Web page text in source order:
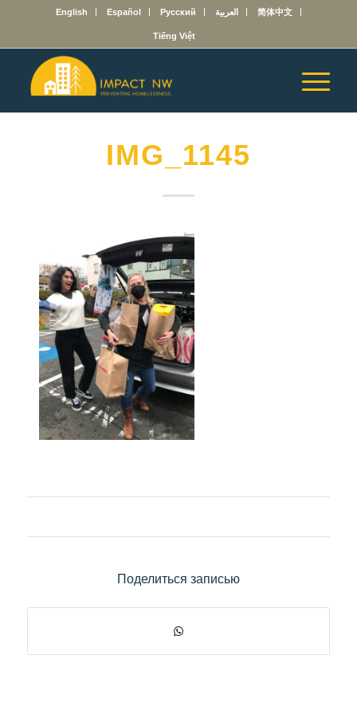
English Español Русский العربية 简体中文
Tiếng Việt
IMG_1145
Поделиться записью